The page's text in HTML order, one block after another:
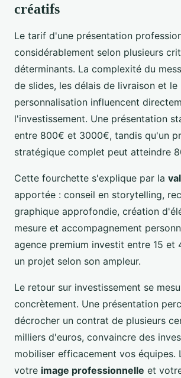
créatifs
Le tarif d'une présentation
considérablement selon plusieurs
déterminants. La complexité du
de slides, les délais de livraison et le
personnalisation influencent
l'investissement. Une présentation
entre 800€ et 3000€, tandis qu'un
stratégique complet peut atteindre
Cette fourchette s'explique par la
apportée : conseil en storytelling,
graphique approfondie, création
mesure et accompagnement
agence premium investit entre 15 et
un projet selon son ampleur.
Le retour sur investissement se
concrètement. Une présentation
décrocher un contrat de plusieurs
milliers d'euros, convaincre des
mobiliser efficacement vos équipes.
votre image professionnelle et